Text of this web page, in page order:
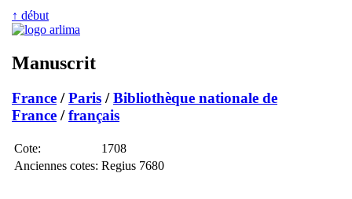
↑ début
Manuscrit
France /Paris /Bibliothèque nationale de
France /français
Cote:
1708
Anciennes cotes: Regius 7680